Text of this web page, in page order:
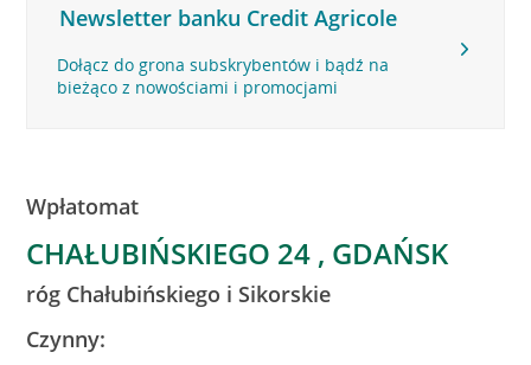
Newsletter banku Credit Agricole
Dołącz do grona subskrybentów i bądź na
bieżąco z nowościami i promocjami
Wpłatomat
CHAŁUBIŃSKIEGO 24 , GDAŃSK
róg Chałubińskiego i Sikorskie
Czynny: